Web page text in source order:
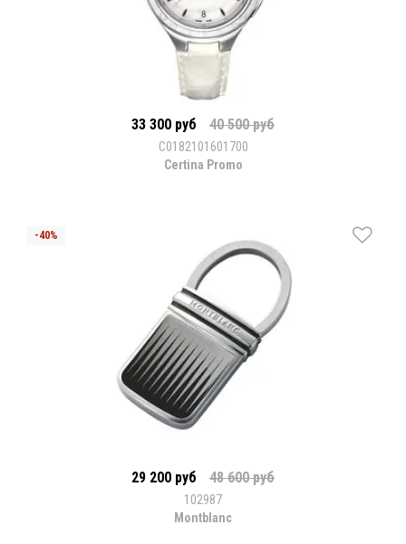
33 300 руб 40 500 руб
C0182101601700
Certina Promo
29 200 руб 48 600 руб
102987
Montblanc